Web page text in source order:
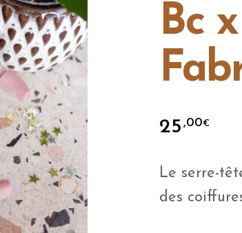
Bc x
25 ,00€
Le serre-
des